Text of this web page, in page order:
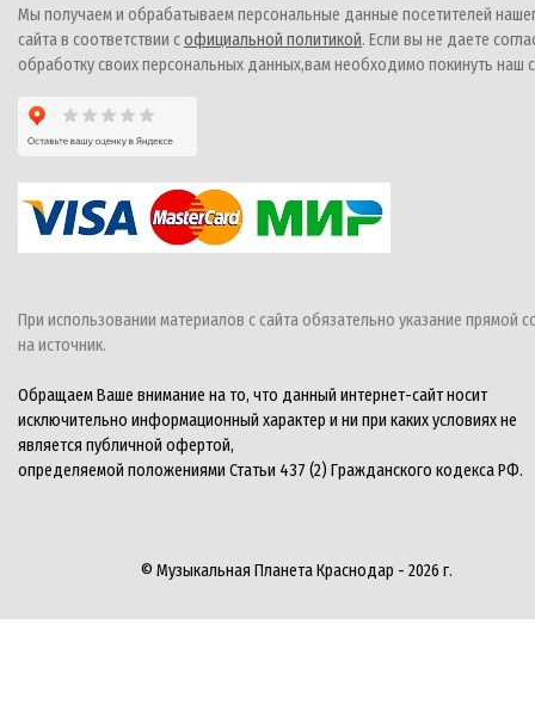
Мы получаем и обрабатываем персональные данные посетителей
сайта в соответствии софициальной политикой. Если вы не даете
обработку своих персональных данных,вам необходимо покинуть наш
При использовании материалов с сайта обязательно указание прямой
на источник.
Обращаем Ваше внимание на то, что данный интернет-сайт носит
исключительно информационный характер и ни при каких условиях не
является публичной офертой,
определяемой положениями Статьи 437 (2) Гражданского кодекса РФ.
© Музыкальная Планета Краснодар - 2026 г.